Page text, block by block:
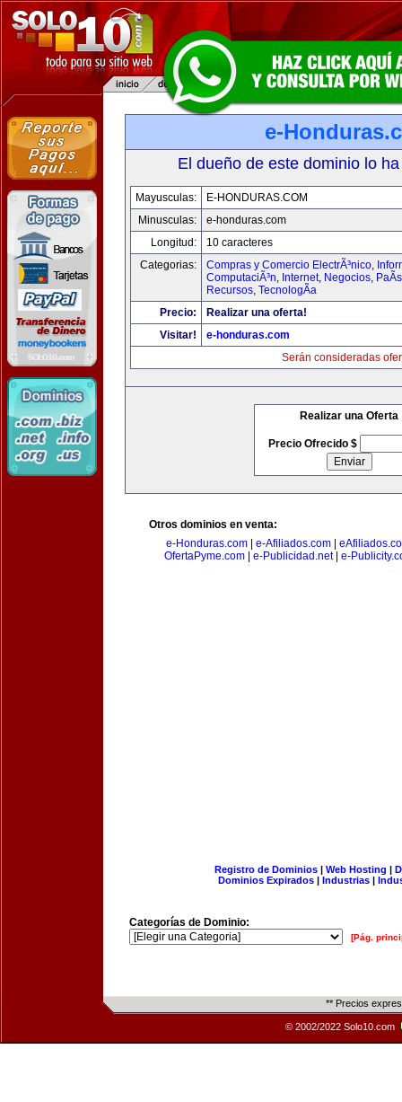
e-
El dueño de este dominio lo
Mayusculas:
E-HONDURAS.COM
Minusculas:
e-honduras.com
Longitud:
10 caracteres
Categorias:
Compras y Comercio ElectrÃ³nico,
ComputaciÃ³n, Internet, Negocios,
Recursos, TecnologÃ­a
Precio:
Realizar una oferta!
Visitar!
e-honduras.com
Serán consideradas
Realizar una Oferta
Precio Ofrecido $
Otros dominios en venta:
e-Honduras.com| e-Afiliados.com|
OfertaPyme.com| e-Publicidad.net| e-
Registro de Dominios| Web Hosting |
Dominios Expirados | Industrias |
Categorías de Dominio:
[Pág.
** Precios
© 2002/2022 Solo10.com